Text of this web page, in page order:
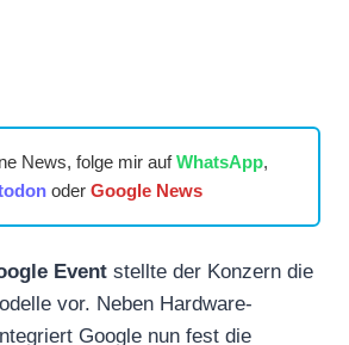
News, folge mir aufWhatsApp,
oder Google News
Event stellte der Konzern die
vor. Neben Hardware-
Google nun fest die